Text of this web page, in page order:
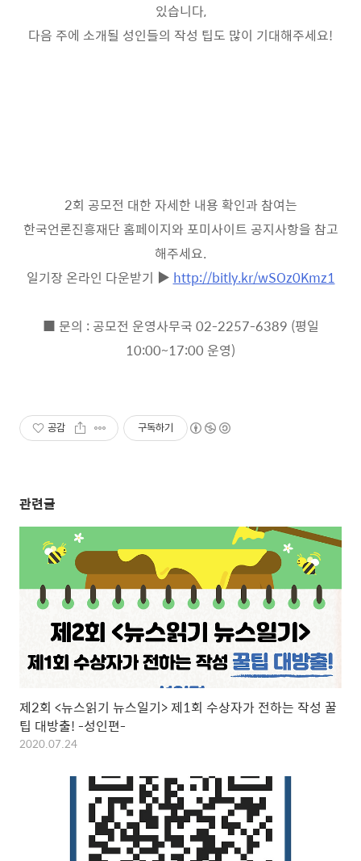
있습니다,
다음 주에 소개될 성인들의 작성 팁도 많이 기대해주세요!
2회 공모전 대한 자세한 내용 확인과 참여는
한국언론진흥재단 홈페이지와 포미사이트 공지사항을 참고
해주세요.
일기장 온라인 다운받기 ▶ http://bitly.kr/wSOz0Kmz1
■ 문의 : 공모전 운영사무국 02-2257-6389 (평일
10:00~17:00 운영)
공감 구독하기
관련글
제2회 <뉴스읽기 뉴스일기> 제1회 수상자가 전하는 작성 꿀
팁 대방출! -성인편-
2020.07.24